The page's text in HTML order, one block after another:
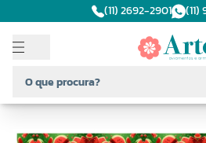
(11) 2692-2901